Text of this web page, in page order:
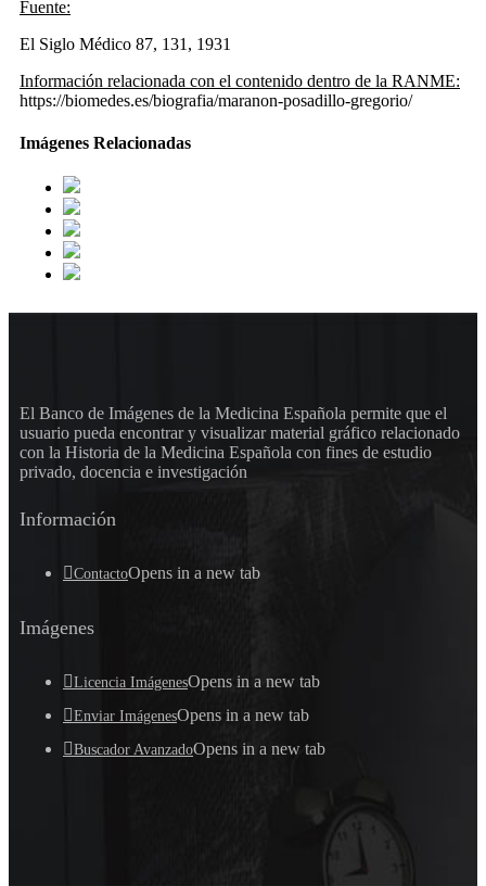
Fuente:
El Siglo Médico 87, 131, 1931
Información relacionada con el contenido dentro de la RANME:
https://biomedes.es/biografia/maranon-posadillo-gregorio/
Imágenes Relacionadas
El Banco de Imágenes de la Medicina Española permite que el
usuario pueda encontrar y visualizar material gráfico relacionado
con la Historia de la Medicina Española con fines de estudio
privado, docencia e investigación
Información
ContactoOpens in a new tab
Imágenes
Licencia ImágenesOpens in a new tab
Enviar ImágenesOpens in a new tab
Buscador AvanzadoOpens in a new tab